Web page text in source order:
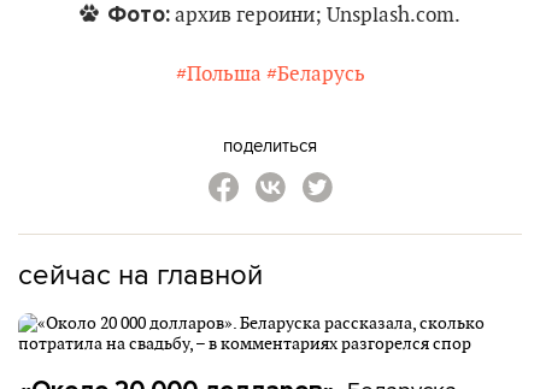
Фото: архив героини; Unsplash.com.
#Польша #Беларусь
поделиться
сейчас на главной